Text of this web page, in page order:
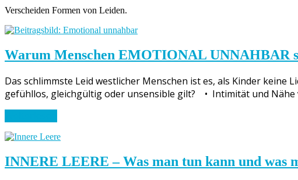
Verscheiden Formen von Leiden.
Warum Menschen EMOTIONAL UNNAHBAR
Das schlimmste Leid westlicher Menschen ist es, als Kinder
gefühllos, gleichgültig oder unsensible gilt? • Intimität und
INNERE LEERE – Was man tun kann und